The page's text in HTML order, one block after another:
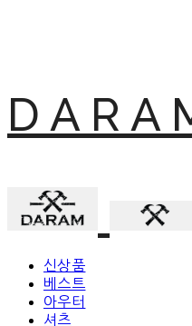
D A R A
신상품
베스트
아우터
셔츠